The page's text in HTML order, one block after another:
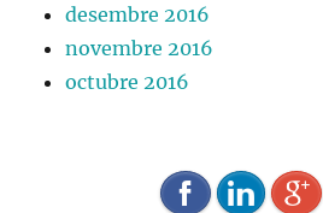
desembre 2016
novembre 2016
octubre 2016